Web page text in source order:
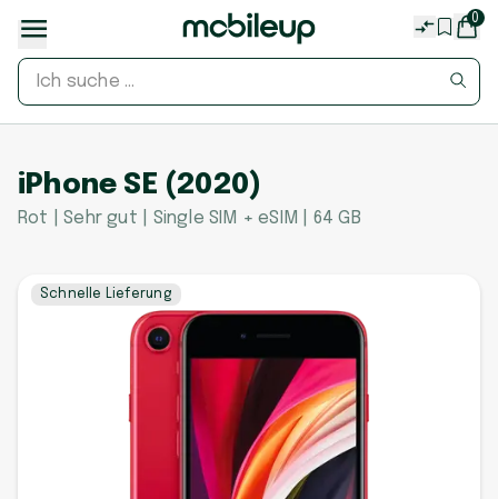
0
iPhone SE (2020)
Rot | Sehr gut | Single SIM + eSIM | 64 GB
Schnelle Lieferung